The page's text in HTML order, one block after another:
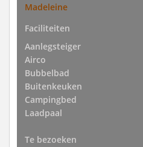
Madeleine
Faciliteiten
Aanlegsteiger
Airco
Bubbelbad
Buitenkeuken
Campingbed
Laadpaal
Te bezoeken